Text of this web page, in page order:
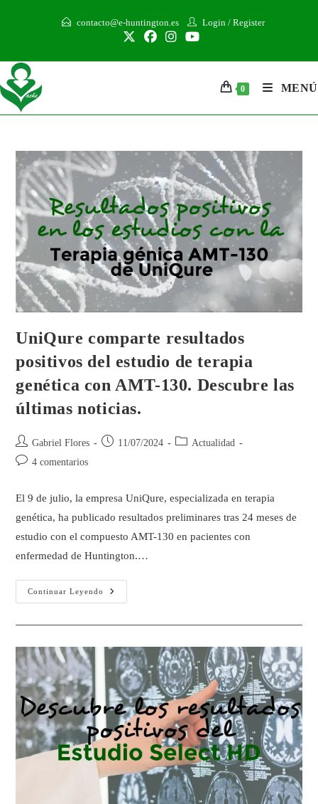
contacto@e-huntington.es Login / Register
0 MENÚ
UniQure comparte resultados
positivos del estudio de terapia
genética con AMT-130. Descubre las
últimas noticias.
Gabriel Flores 11/07/2024
Actualidad
4 comentarios
El 9 de julio, la empresa UniQure, especializada en terapia
genética, ha publicado resultados preliminares tras 24 meses de
estudio con el compuesto AMT-130 en pacientes con
enfermedad de Huntington.…
Continuar Leyendo